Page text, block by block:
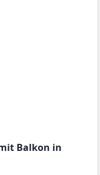
Balkon in